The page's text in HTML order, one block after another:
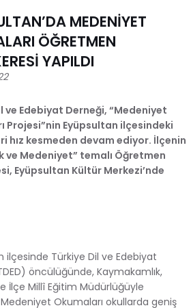
MEDENİYET
ÖĞRETMEN
YAPILDI
ve Edebiyat Derneği, “Medeniyet
Projesi”nin Eyüpsultan ilçesindeki
hız kesmeden devam ediyor. İlçenin
ve Medeniyet” temalı Öğretmen
Eyüpsultan Kültür Merkezi’nde
ilçesinde Türkiye Dil ve Edebiyat
öncülüğünde, Kaymakamlık,
İlçe Millî Eğitim Müdürlüğüyle
Okumaları okullarda geniş